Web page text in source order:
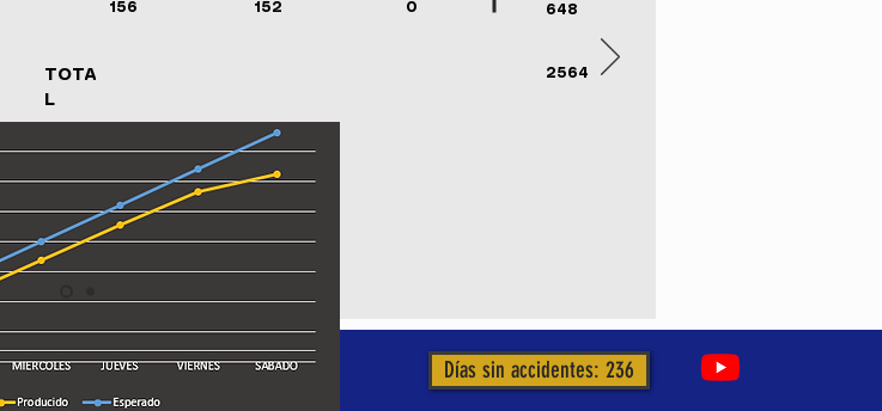
156 152 0 648
TOTA
L
2564
Días sin accidentes: 236